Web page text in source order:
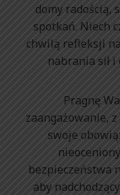
domy radością,
spotkań. Niech
chwilą refleksji
nabrania sił i
Pragnę
zaangażowanie,
swoje
bezpieczeństwa
aby